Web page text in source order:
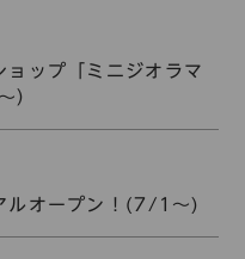
ョップ「ミニジオラマ
）
ルオープン！(7/1～)